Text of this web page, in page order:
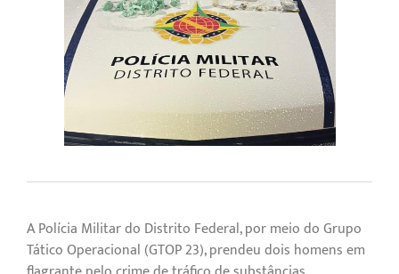
A Polícia Militar do Distrito Federal, por meio do Grupo
Tático Operacional (GTOP 23), prendeu dois homens em